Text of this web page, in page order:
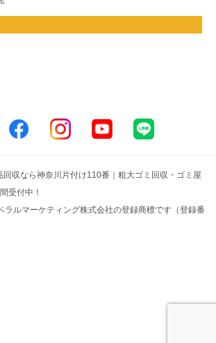
収なら神奈川片付け110番｜粗大ゴミ回収・ゴミ屋
受付中！
ラルマーケティング株式会社の登録商標です（登録番